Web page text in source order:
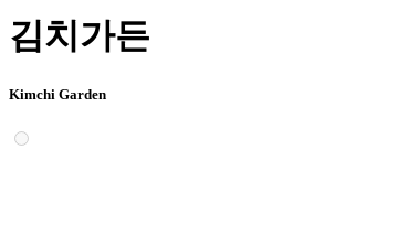
김치가든
Kimchi Garden